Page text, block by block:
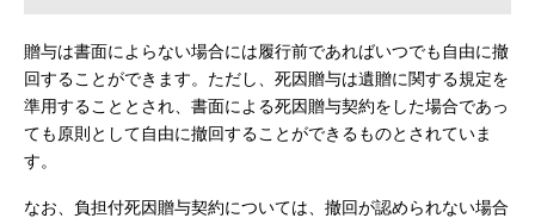
贈与は書面によらない場合には履行前であればいつでも自由に撤
回することができます。ただし、死因贈与は遺贈に関する規定を
準用することとされ、書面による死因贈与契約をした場合であっ
ても原則として自由に撤回することができるものとされていま
す。
なお、負担付死因贈与契約については、撤回が認められない場合